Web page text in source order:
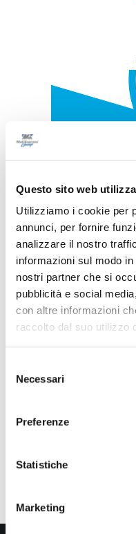
Questo sito web
Utilizziamo i cookie per
annunci, per fornire
analizzare il nostro
informazioni sul modo
nostri partner che si
pubblicità e social
con altre informazioni
raccolto dal suo utilizzo
delNecessari
Preferenze
Statistiche
Marketing